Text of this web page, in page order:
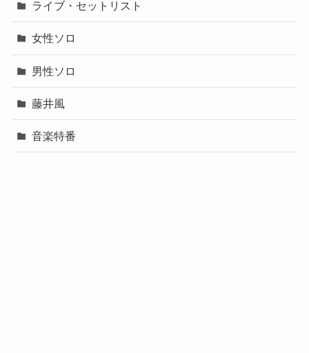
ライブ・セットリスト
女性ソロ
男性ソロ
藤井風
音楽特番